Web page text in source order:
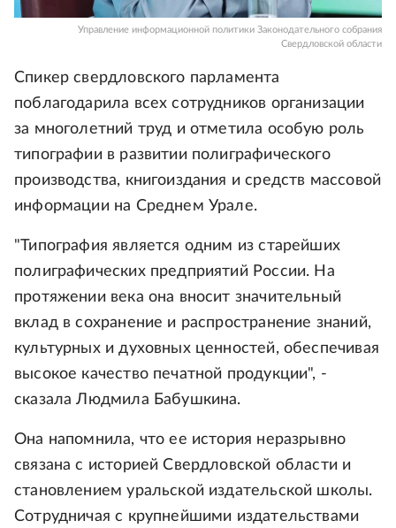
Управление информационной политики Законодательного собрания
Свердловской области
Спикер свердловского парламента
поблагодарила всех сотрудников организации
за многолетний труд и отметила особую роль
типографии в развитии полиграфического
производства, книгоиздания и средств массовой
информации на Среднем Урале.
"Типография является одним из старейших
полиграфических предприятий России. На
протяжении века она вносит значительный
вклад в сохранение и распространение знаний,
культурных и духовных ценностей, обеспечивая
высокое качество печатной продукции", -
сказала Людмила Бабушкина.
Она напомнила, что ее история неразрывно
связана с историей Свердловской области и
становлением уральской издательской школы.
Сотрудничая с крупнейшими издательствами